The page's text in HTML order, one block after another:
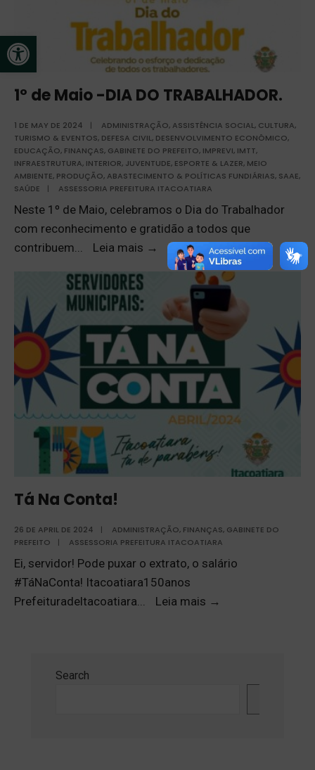
Open toolbar
1º de Maio -DIA DO TRABALHADOR.
1 DE MAY DE 2024 | ADMINISTRAÇÃO, ASSISTÊNCIA SOCIAL, CULTURA,
TURISMO & EVENTOS, DEFESA CIVIL, DESENVOLVIMENTO ECONÔMICO,
EDUCAÇÃO, FINANÇAS, GABINETE DO PREFEITO, IMPREVI, IMTT,
INFRAESTRUTURA, INTERIOR, JUVENTUDE, ESPORTE & LAZER, MEIO
AMBIENTE, PRODUÇÃO, ABASTECIMENTO & POLÍTICAS FUNDIÁRIAS, SAAE,
SAÚDE
| ASSESSORIA PREFEITURA ITACOATIARA
Neste 1º de Maio, celebramos o Dia do Trabalhador
com reconhecimento e gratidão a todos que
contribuem... Leia mais →
Tá Na Conta!
26 DE APRIL DE 2024 | ADMINISTRAÇÃO, FINANÇAS, GABINETE DO
PREFEITO
| ASSESSORIA PREFEITURA ITACOATIARA
Ei, servidor! Pode puxar o extrato, o salário
#TáNaConta! Itacoatiara150anos
Prefeituradeltacoatiara
Leia mais →
Search